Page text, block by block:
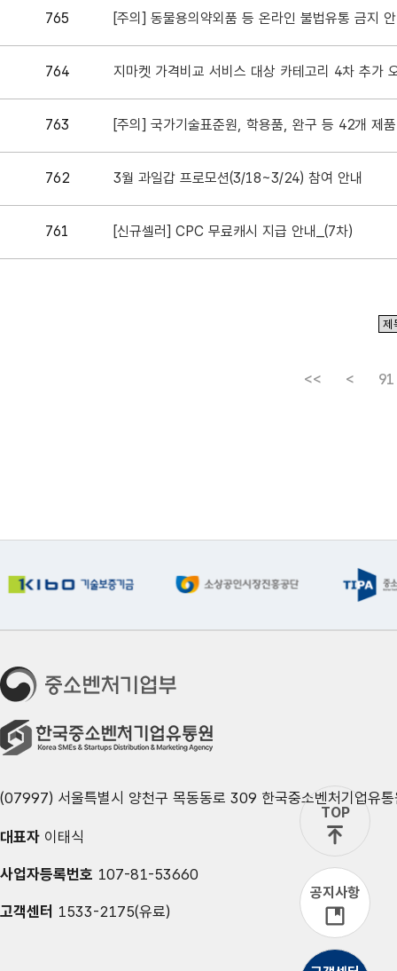
765 [주의] 동물용의약외품 등 온라인 불법유통 금지
764 지마켓 가격비교 서비스 대상 카테고리 4차 추가
763 [주의] 국가기술표준원, 학용품, 완구 등 42개 제
762 3월 과일갑 프로모션(3/18~3/24) 참여 안내
761 [신규셀러] CPC 무료캐시 지급 안내_(7차)
<< < 91
(07997) 서울특별시 양천구 목동동로 309 한국중소벤처기업유통
대표자 이태식
사업자등록번호 107-81-53660
고객센터 1533-2175(유료)
TOP
공지사항